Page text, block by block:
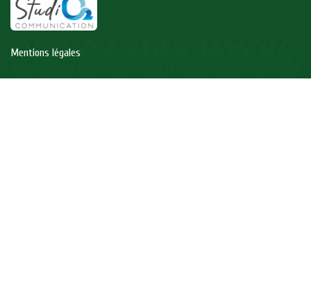
Mentions légales